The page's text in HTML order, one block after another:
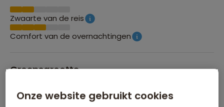
Zwaarte van de reis
Comfort van de overnachtingen
Groepsgrootte
Maximaal 18 personen
Onze website gebruikt cookies